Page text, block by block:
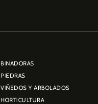
BINADORAS
PIEDRAS
VIÑEDOS Y ARBOLADOS
HORTICULTURA